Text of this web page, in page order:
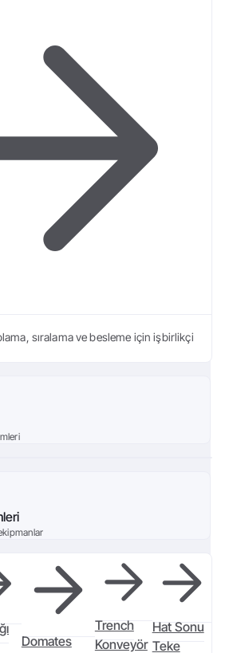
sıralama ve besleme için işbirlikçi
Domates
Trench
Konveyör
Hat Sonu
Teke